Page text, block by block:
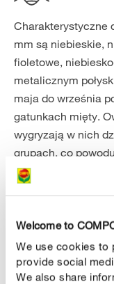
Welcome to
We use cookies to
provide social
We also share
Charakterystyczne
mm są niebieskie,
fioletowe,
metalicznym
maja do września
gatunkach mięty.
wygryzają w nich
grupach, co
suchych i
rozmnażają się
larwy, które
liści w postaci